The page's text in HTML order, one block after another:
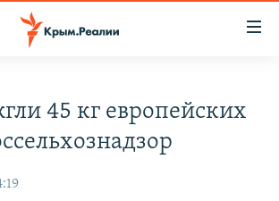
КРЫМА
45 кг европейских